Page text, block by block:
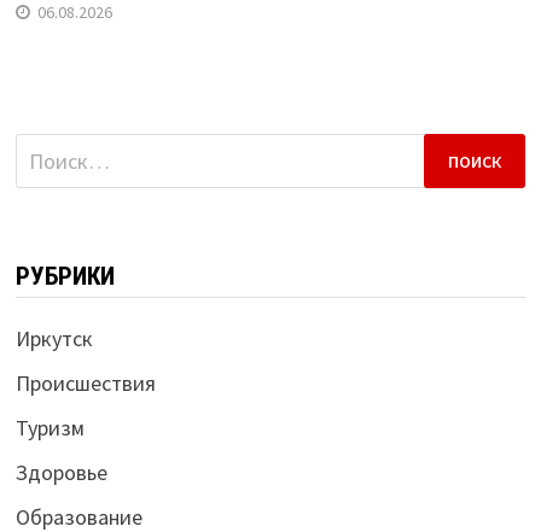
06.08.2026
Найти:
РУБРИКИ
Иркутск
Происшествия
Туризм
Здоровье
Образование